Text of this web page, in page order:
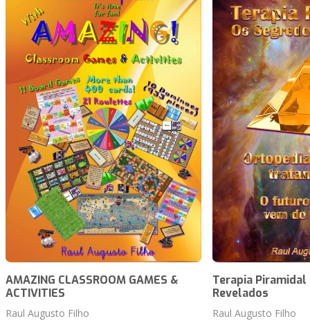
AMAZING CLASSROOM GAMES &
ACTIVITIES
Raul Augusto Filho
Terapia
Revelados
Raul Augusto Filho